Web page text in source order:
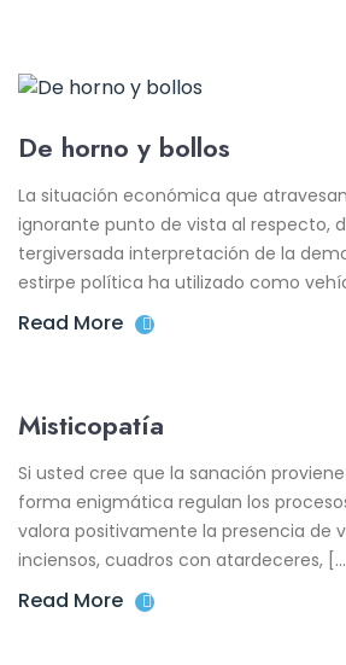
De horno y bollos
La situación económica que
ignorante punto de vista al respecto,
tergiversada interpretación de la
estirpe política ha utilizado como
Read More
Misticopatía
Si usted cree que la sanación
forma enigmática regulan los
valora positivamente la presencia de
inciensos, cuadros con atardeceres,
Read More